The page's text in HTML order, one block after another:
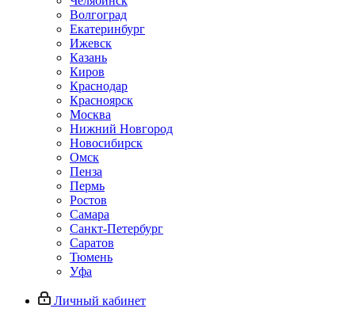
Волгоград
Екатеринбург
Ижевск
Казань
Киров
Краснодар
Красноярск
Москва
Нижний Новгород
Новосибирск
Омск
Пенза
Пермь
Ростов
Самара
Санкт-Петербург
Саратов
Тюмень
Уфа
Личный кабинет